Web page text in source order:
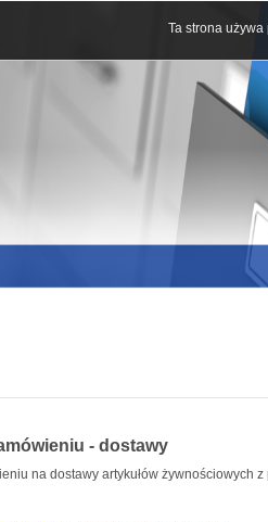
- dostawy
na dostawy artykułów żywnościowych
Ta strona używa